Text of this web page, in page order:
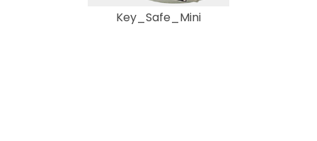
Key_Safe_Mini